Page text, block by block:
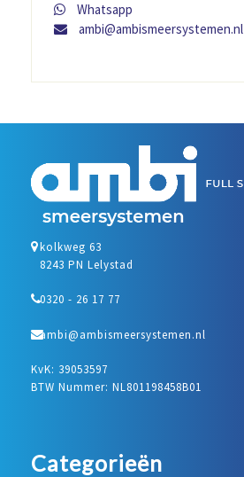
Whatsapp
ambi@ambismeersystemen.nl
kolkweg 63
8243 PN Lelystad
0320 - 26 17 77
ambi@ambismeersystemen.nl
KvK: 39053597
BTW Nummer: NL801198458B01
Categorieën